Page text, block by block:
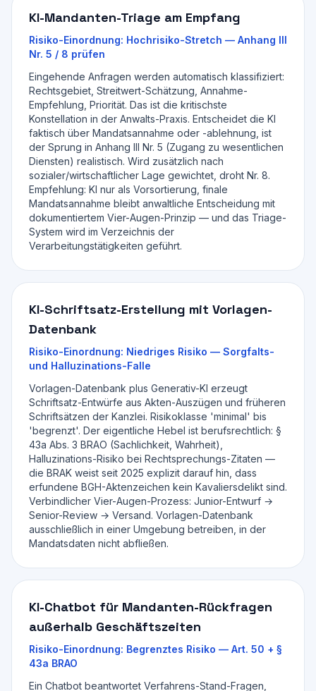
KI-Mandanten-Triage am Empfang
Risiko-Einordnung: Hochrisiko-Stretch — Anhang III
Nr. 5 / 8 prüfen
Eingehende Anfragen werden automatisch klassifiziert:
Rechtsgebiet, Streitwert-Schätzung, Annahme-
Empfehlung, Priorität. Das ist die kritischste
Konstellation in der Anwalts-Praxis. Entscheidet die KI
faktisch über Mandatsannahme oder -ablehnung, ist
der Sprung in Anhang III Nr. 5 (Zugang zu wesentlichen
Diensten) realistisch. Wird zusätzlich nach
sozialer/wirtschaftlicher Lage gewichtet, droht Nr. 8.
Empfehlung: KI nur als Vorsortierung, finale
Mandatsannahme bleibt anwaltliche Entscheidung mit
dokumentiertem Vier-Augen-Prinzip — und das Triage-
System wird im Verzeichnis der
Verarbeitungstätigkeiten geführt.
KI-Schriftsatz-Erstellung mit Vorlagen-
Datenbank
Risiko-Einordnung: Niedriges Risiko — Sorgfalts-
und Halluzinations-Falle
Vorlagen-Datenbank plus Generativ-KI erzeugt
Schriftsatz-Entwürfe aus Akten-Auszügen und früheren
Schriftsätzen der Kanzlei. Risikoklasse 'minimal' bis
'begrenzt'. Der eigentliche Hebel ist berufsrechtlich: §
43a Abs. 3 BRAO (Sachlichkeit, Wahrheit),
Halluzinations-Risiko bei Rechtsprechungs-Zitaten —
die BRAK weist seit 2025 explizit darauf hin, dass
erfundene BGH-Aktenzeichen kein Kavaliersdelikt sind.
Verbindlicher Vier-Augen-Prozess: Junior-Entwurf →
Senior-Review → Versand. Vorlagen-Datenbank
ausschließlich in einer Umgebung betreiben, in der
Mandatsdaten nicht abfließen.
KI-Chatbot für Mandanten-Rückfragen
außerhalb Geschäftszeiten
Risiko-Einordnung: Begrenztes Risiko — Art. 50 + §
43a BRAO
Ein Chatbot beantwortet Verfahrens-Stand-Fragen,